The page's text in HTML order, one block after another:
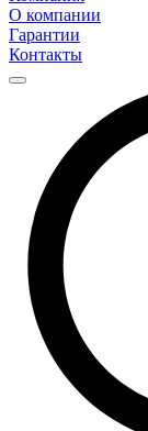
О компании
Гарантии
Контакты